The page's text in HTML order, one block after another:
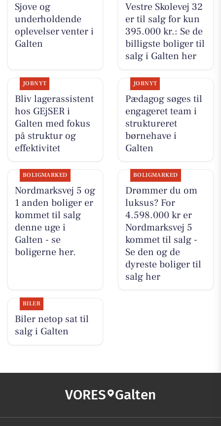
Sjove og
underholdende
oplevelser venter i
Galten
Vestre Skolevej 32
er til salg for kun
395.000 kr.: Se de
billigste boliger til
salg i Galten her
JOBNYT
Bliv lagerassistent
hos GEjSER i
Galten med fokus
på struktur og
effektivitet
JOBNYT
Pædagog søges til
engageret team i
struktureret
børnehave i
Galten
BOLIGMARKED
Nordmarksvej 5 og
1 anden boliger er
kommet til salg
denne uge i
Galten - se
boligerne her.
BOLIGMARKED
Drømmer du om
luksus? For
4.598.000 kr er
Nordmarksvej 5
kommet til salg -
Se den og de
dyreste boliger til
salg her
BILER
Biler netop sat til
salg i Galten
VORES Galten